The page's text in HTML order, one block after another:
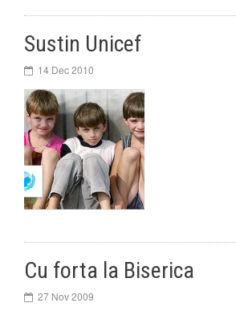
Sustin Unicef
14 Dec 2010
Cu forta la Biserica
27 Nov 2009